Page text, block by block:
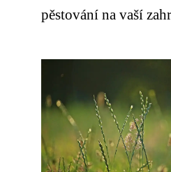
pěstování na vaší